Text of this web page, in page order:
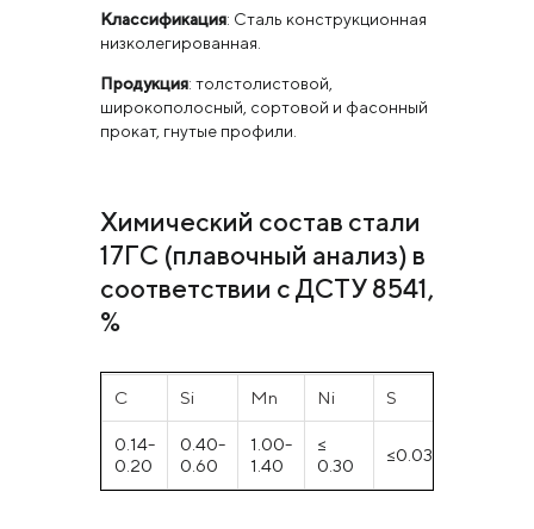
Классификация: Сталь конструкционная
низколегированная.
Продукция: толстолистовой,
широкополосный, сортовой и фасонный
прокат, гнутые профили.
Химический состав стали
17ГС (плавочный анализ) в
соответствии с ДСТУ 8541,
%
С Si Mn Ni S
0.14-
0.20
0.40-
0.60
1.00-
1.40
≤
0.30
≤0.035